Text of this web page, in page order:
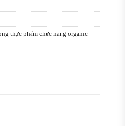
thực phẩm chức năng organic